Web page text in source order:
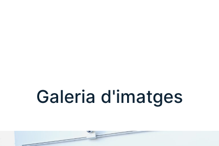
Galeria d'imatges